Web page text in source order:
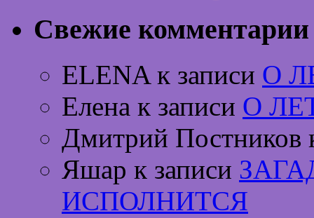
Свежие комментарии
ELENA к записи О
Елена к записи О
Дмитрий Постников
Яшар к записи
ИСПОЛНИТСЯ